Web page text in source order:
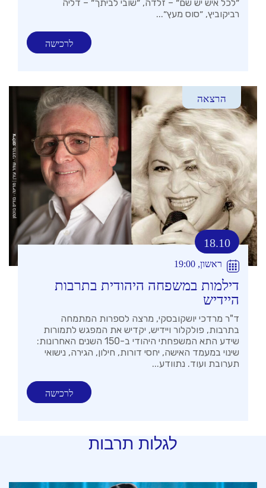
״לכל איש יש שם״ – זלדה, ״שובי לביתך״ – דליה
רביקוביץ, ״סוס מעץ״...
לרכישה
הרצאה
18.10
ראשון, 19:00
דילמות במשפחה היהודית בתרבות
היידיש
ד"ר מרדכי יושקובסקי, מרצה לספרות המתמחה
בתרבות, פולקלור ויידיש, יקדיש את המפגש לתמורות
שידע התא המשפחתי היהודי ב-150 השנים האחרונות:
שינוי במעמד האישה, יחסי דורות, חילון, הגירה, נישואי
תערובת ועוד. נתוודע...
לרכישה
לגלות תרבות